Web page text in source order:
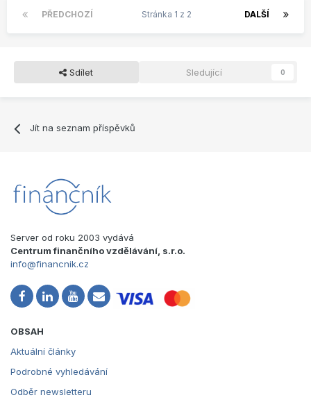
PŘEDCHOZÍ DALŠÍ
Stránka 1 z 2
Sdílet Sledující 0
Jít na seznam příspěvků
Server od roku 2003 vydává
Centrum finančního vzdělávání, s.r.o.
info@financnik.cz
OBSAH
Aktuální články
Podrobné vyhledávání
Odběr newsletteru